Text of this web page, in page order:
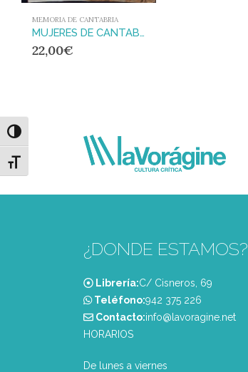
Alternar alto contraste
Alternar tamaño de letra
MEMORIA DE CANTABRIA
MUJERES DE CANTABRIA EN EL EXILIO REPUBLICANO
22,00€
¿DONDE ESTAMOS?
Librería:C/ Cisneros, 69
Teléfono:‭942 375 226‬
Contacto:info@lavoragine.net
HORARIOS
De lunes a viernes